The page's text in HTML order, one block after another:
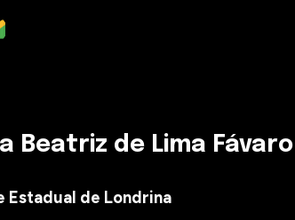
Beatriz de Lima Fávaro
Estadual de Londrina